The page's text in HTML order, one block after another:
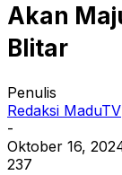
Akan
Blitar
Penulis
Redaksi MaduTV
-
Oktober 16,
237